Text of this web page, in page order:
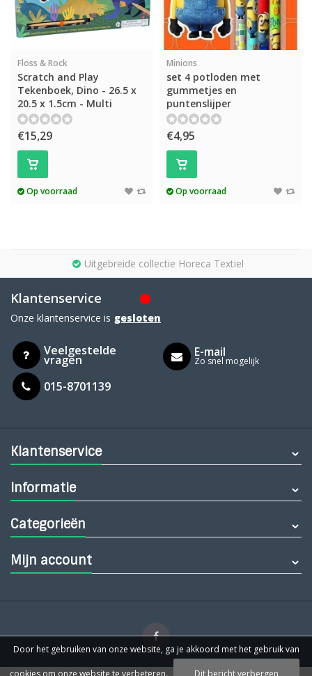
Floss & Rock
Scratch and Play
Tekenboek, Dino - 26.5 x
20.5 x 1.5cm - Multi
€15,29
Op voorraad
Minions
set 4 potloden met
gummetjes en
puntenslijper
€4,95
Op voorraad
Uitgebreide collectie Horeca Textiel
Klantenservice
Onze klantenservice is gesloten
Veelgestelde
vragen
015-8701139
E-mail
Zo snel mogelijk
Klantenservice
Informatie
Categorieën
Mijn account
Door het gebruiken van onze website, ga je akkoord met het gebruik van
cookies om onze website te verbeteren. Dit bericht verbergen